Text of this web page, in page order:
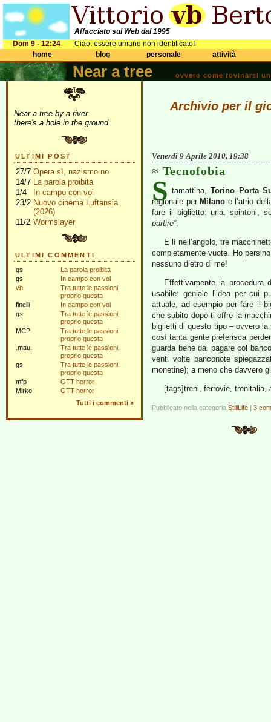
Affacciato sul Web dal 1995
Dom 9 - 12:24
Ciao, essere umano non identificato!
home
blog personale attività
Near a tree ovvero come rovinarsi
Near a tree by a river
there's a hole in the ground
ULTIMI POST
27/7 Opera sì, nazismo no
14/7 La parola proibita
1/4
In campo con voi
23/2 Nuovo cinema Luftansia
(2026)
11/2 Wormslayer
ULTIMI COMMENTI
gs
La parola proibita
gs
In campo con voi
vb
Tra tutte le passioni,
proprio questa
finelli
In campo con voi
gs
Tra tutte le passioni,
proprio questa
MCP
Tra tutte le passioni,
proprio questa
.mau.
Tra tutte le passioni,
proprio questa
gs
Tra tutte le passioni,
proprio questa
mfp
GTT horror
Mirko
GTT horror
Tutti i commenti »
Archivio per il
Venerdì 9 Aprile 2010, 19:38
Tecnofobia
S tamattina,Torino Porta
regionale per Milano e l’atrio
fare il biglietto: urla, spintoni,
partire”.
E lì nell’angolo, tre
completamente vuote. Ho
nessuno dietro di me!
Effettivamente la procedura
usabile: geniale l’idea per cui
attuale, ad esempio per fare il
che subito dopo ti offre la
biglietti di questo tipo – ovvero
così tanta gente preferisca
guarda bene dal pagare col
venti volte banconote
monetine); a meno che davvero
[tags]treni, ferrovie,
Pubblicato nella categoria StillLife | 3